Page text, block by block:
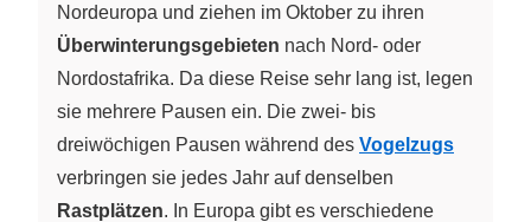
Nordeuropa und ziehen im Oktober zu ihren
Überwinterungsgebieten nach Nord- oder
Nordostafrika. Da diese Reise sehr lang ist, legen
sie mehrere Pausen ein. Die zwei- bis
dreiwöchigen Pausen während des Vogelzugs
verbringen sie jedes Jahr auf denselben
Rastplätzen. In Europa gibt es verschiedene